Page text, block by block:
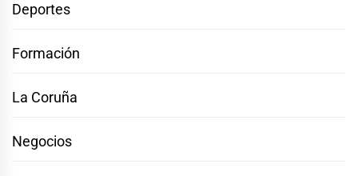
Deportes
Formación
La Coruña
Negocios